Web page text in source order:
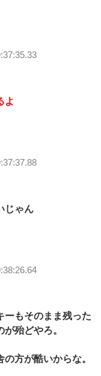
よ
じゃん
ーもそのまま残った
殆どやろ。
方が酷いからな。